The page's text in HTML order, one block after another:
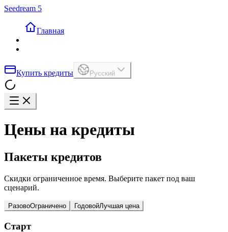
Seedream 5
Главная
Купить кредиты Русский
Цены на кредиты
Пакеты кредитов
Скидки ограниченное время. Выберите пакет под ваш
сценарий.
РазовоОграничено ГодовойЛучшая цена
Старт